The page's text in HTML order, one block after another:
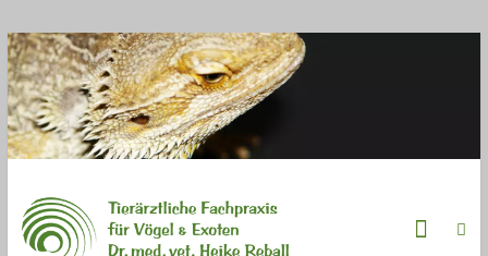
Zum
Inhalt
springen
Vogelpraxis